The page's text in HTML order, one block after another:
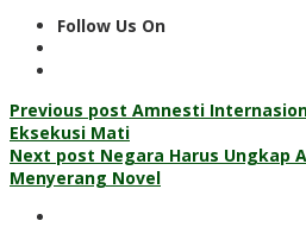
Follow Us On
Post
navigation
Previous post Amnesti
Eksekusi Mati
Next post Negara Harus Ungkap
Menyerang Novel